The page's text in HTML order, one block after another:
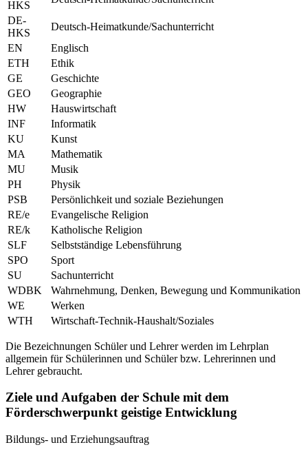
HKS
DE-
HKS
Deutsch-Heimatkunde/Sachunterricht
EN
Englisch
ETH
Ethik
GE
Geschichte
GEO
Geographie
HW
Hauswirtschaft
INF
Informatik
KU
Kunst
MA
Mathematik
MU
Musik
PH
Physik
PSB
Persönlichkeit und soziale Beziehungen
RE/e
Evangelische Religion
RE/k
Katholische Religion
SLF
Selbstständige Lebensführung
SPO
Sport
SU
Sachunterricht
WDBK
Wahrnehmung, Denken, Bewegung und Kommunikation
WE
Werken
WTH
Wirtschaft-Technik-Haushalt/Soziales
Die Bezeichnungen Schüler und Lehrer werden im Lehrplan
allgemein für Schülerinnen und Schüler bzw. Lehrerinnen und
Lehrer gebraucht.
Ziele und Aufgaben der Schule mit dem
Förderschwerpunkt geistige Entwicklung
Bildungs- und Erziehungsauftrag